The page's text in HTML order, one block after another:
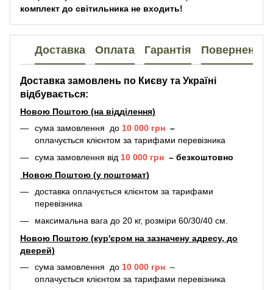
комплект до світильника не входить!
Доставка Оплата Гарантія Повернення
Доставка замовлень по Києву та Україні
відбувається:
Новою Поштою (на відділення)
сума замовлення до 10 000 грн –
оплачується клієнтом за тарифами перевізника
сума замовлення від 10 000 грн – безкоштовно
Новою Поштою (у поштомат)
доставка оплачується клієнтом за тарифами
перевізника
максимальна вага до 20 кг, розміри 60/30/40 см.
Новою Поштою (кур'єром на зазначену адресу, до
дверей)
сума замовлення до 10 000 грн –
оплачується клієнтом за тарифами перевізника